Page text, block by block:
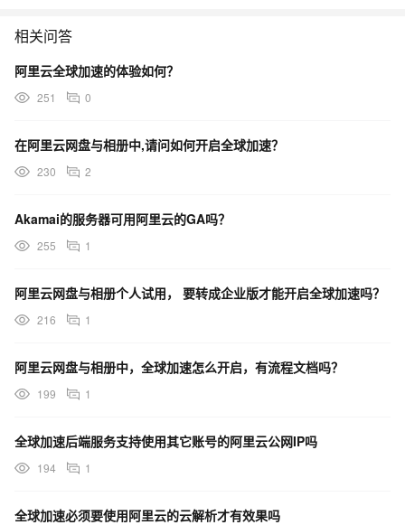
相关问答
阿里云全球加速的体验如何？
251 0
在阿里云网盘与相册中,请问如何开启全球加速？
230 2
Akamai的服务器可用阿里云的GA吗？
255 1
阿里云网盘与相册个人试用， 要转成企业版才能开启全球加速吗？
216 1
阿里云网盘与相册中，全球加速怎么开启，有流程文档吗？
199 1
全球加速后端服务支持使用其它账号的阿里云公网IP吗
194 1
全球加速必须要使用阿里云的云解析才有效果吗